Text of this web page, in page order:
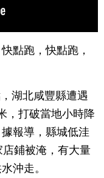
點跑，快點跑，
湖北咸豐縣遭遇
，打破當地小時降
報導，縣城低洼
鋪被淹，有大量
沖走。